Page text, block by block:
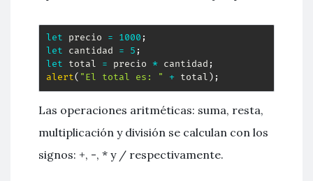
let precio = 1000 ;
let cantidad = 5 ;
let total = precio * cantidad ;
alert( "El total es: " + total ) ;
Las operaciones aritméticas: suma, resta,
multiplicación y división se calculan con los
signos: +, -, * y / respectivamente.